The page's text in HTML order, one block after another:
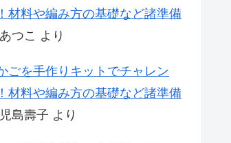
材料や編み方の基礎など諸準備
あつこ より
ごを手作りキットでチャレン
材料や編み方の基礎など諸準備
児島壽子 より